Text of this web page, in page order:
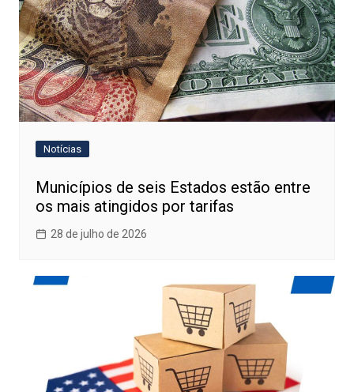
Notícias
Municípios de seis Estados estão entre
os mais atingidos por tarifas
28 de julho de 2026